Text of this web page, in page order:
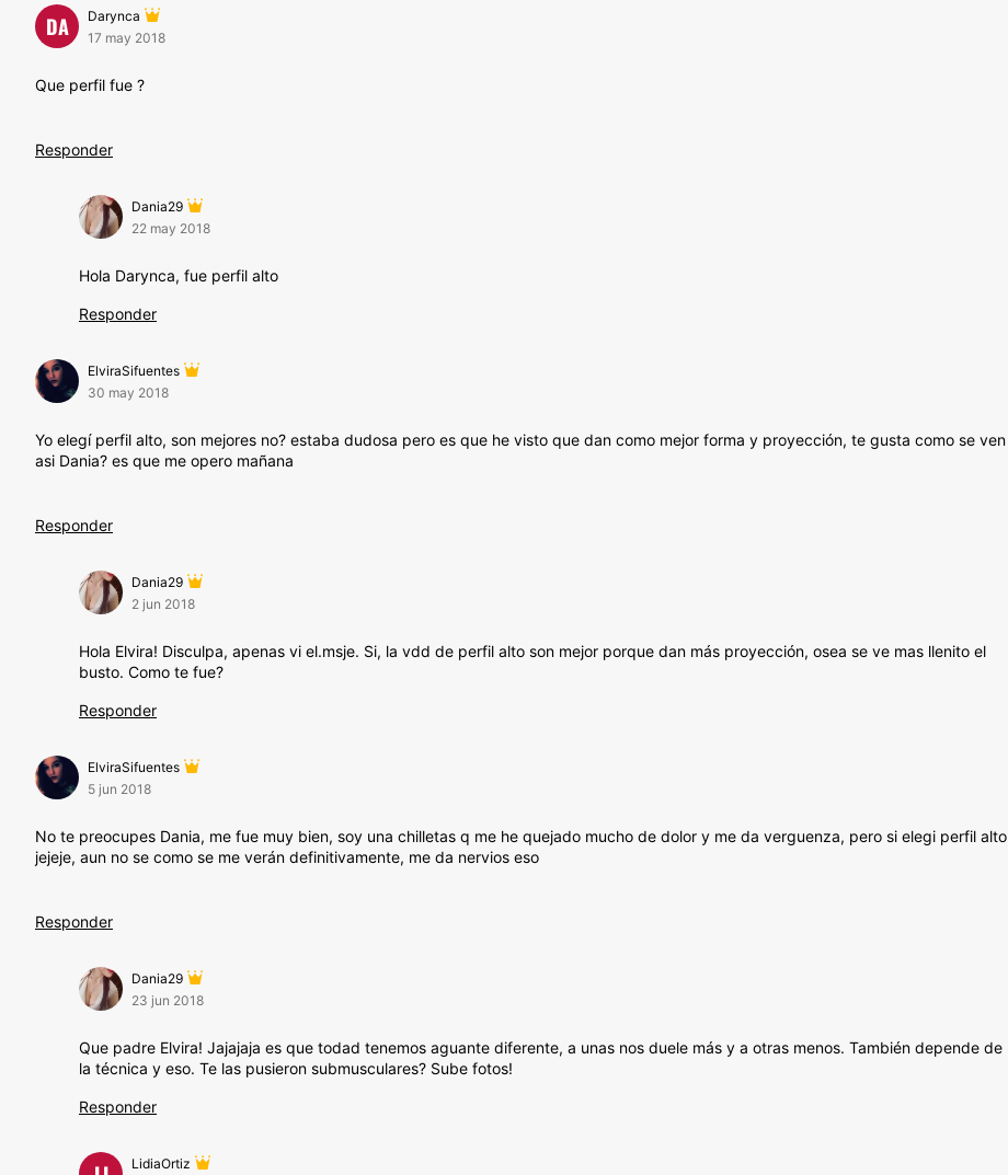
DA
Darynca
17 may 2018
Que perfil fue ?
Responder
Dania29
22 may 2018
Hola Darynca, fue perfil alto
Responder
ElviraSifuentes
30 may 2018
Yo elegí perfil alto, son mejores no? estaba dudosa pero es que he visto que dan como mejor forma y proyección, te gusta como se ven
asi Dania? es que me opero mañana
Responder
Dania29
2 jun 2018
Hola Elvira! Disculpa, apenas vi el.msje. Si, la vdd de perfil alto son mejor porque dan más proyección, osea se ve mas llenito el
busto. Como te fue?
Responder
ElviraSifuentes
5 jun 2018
No te preocupes Dania, me fue muy bien, soy una chilletas q me he quejado mucho de dolor y me da verguenza, pero si elegi perfil alto
jejeje, aun no se como se me verán definitivamente, me da nervios eso
Responder
Dania29
23 jun 2018
Que padre Elvira! Jajajaja es que todad tenemos aguante diferente, a unas nos duele más y a otras menos. También depende de
la técnica y eso. Te las pusieron submusculares? Sube fotos!
Responder
LidiaOrtiz